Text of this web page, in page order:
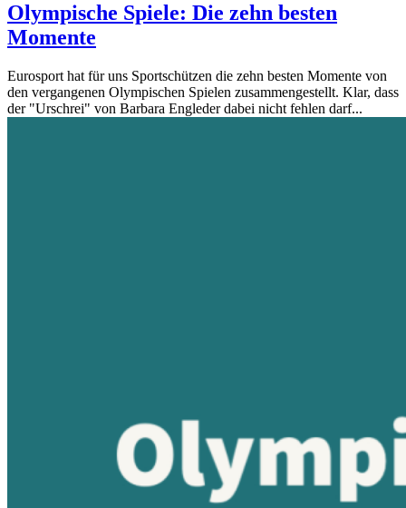
Olympische Spiele: Die zehn besten
Momente
Eurosport hat für uns Sportschützen die zehn besten Momente von
den vergangenen Olympischen Spielen zusammengestellt. Klar, dass
der "Urschrei" von Barbara Engleder dabei nicht fehlen darf...